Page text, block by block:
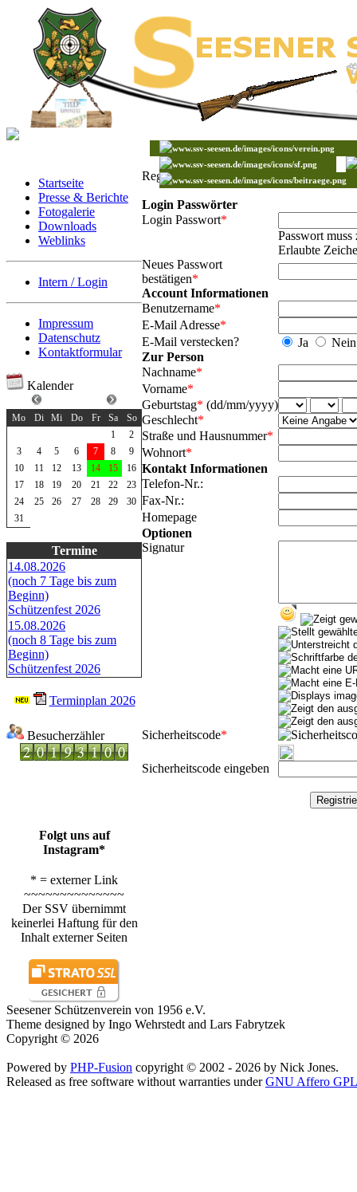
Startseite
Presse & Berichte
Fotogalerie
Downloads
Weblinks
Intern / Login
Impressum
Datenschutz
Kontaktformular
Kalender
Mo
Di Mi Do Fr Sa
So
1
2
3
4 5 6 7 8
9
10
11 12 13 14 15
16
17
18 19 20 21 22
23
24
25 26 27 28 29
30
31
Termine
14.08.2026
(noch 7 Tage bis zum
Beginn)
Schützenfest 2026
15.08.2026
(noch 8 Tage bis zum
Beginn)
Schützenfest 2026
Terminplan 2026
Besucherzähler
Folgt uns auf
Instagram*
* = externer Link
~~~~~~~~~~~~~~
Der SSV übernimmt
keinerlei Haftung für den
Inhalt externer Seiten
Registrieren
Login Passwörter
Login Passwort*
Passwort
Erlaubte
Neues Passwort
bestätigen*
Account Informationen
Benutzername*
E-Mail Adresse*
E-Mail verstecken?
Ja
Nein
Zur Person
Nachname*
Vorname*
Geburtstag* (dd/mm/yyyy)
Geschlecht*
Straße und Hausnummer*
Wohnort*
Kontakt Informationen
Telefon-Nr.:
Fax-Nr.:
Homepage
Optionen
Signatur
Sicherheitscode*
Sicherheitscode eingeben
Seesener Schützenverein von 1956 e.V.
Theme designed by Ingo Wehrstedt and Lars Fabrytzek
Copyright © 2026
Powered by PHP-Fusion copyright © 2002 - 2026 by Nick Jones.
Released as free software without warranties underGNU Affero GPL